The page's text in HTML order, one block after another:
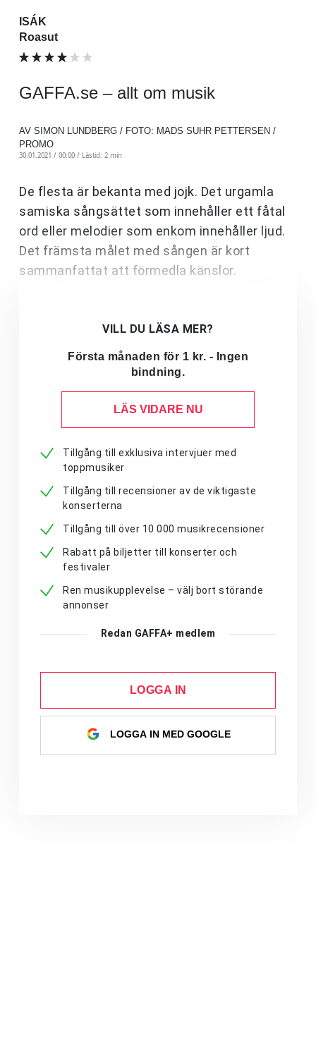
ISÁK
Roasut
GAFFA.se – allt om musik
AV SIMON LUNDBERG / FOTO: MADS SUHR PETTERSEN /
PROMO
30.01.2021 / 00:00 / Lästid: 2 min
De flesta är bekanta med jojk. Det urgamla
samiska sångsättet som innehåller ett fåtal
ord eller melodier som enkom innehåller ljud.
Det främsta målet med sången är kort
sammanfattat att förmedla känslor.
VILL DU LÄSA MER?
Första månaden för 1 kr. - Ingen
bindning.
LÄS VIDARE NU
Tillgång till exklusiva intervjuer med
toppmusiker
Tillgång till recensioner av de viktigaste
konserterna
Tillgång till över 10 000 musikrecensioner
Rabatt på biljetter till konserter och
festivaler
Ren musikupplevelse – välj bort störande
annonser
Redan GAFFA+ medlem
LOGGA IN
LOGGA IN MED GOOGLE